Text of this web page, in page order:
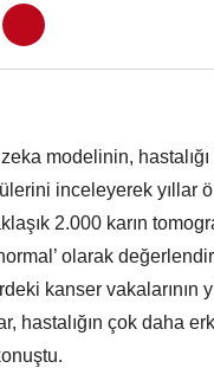
modelinin,
inceleyerek yıllar
2.000 karın
olarak
kanser vakalarının
hastalığın çok daha